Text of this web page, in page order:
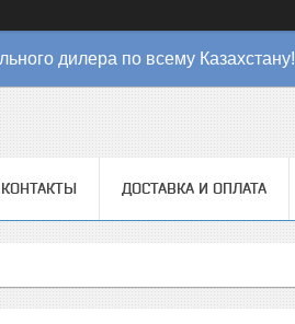
дилера по всему Казахстану!
КОНТАКТЫ ДОСТАВКА И ОПЛАТА